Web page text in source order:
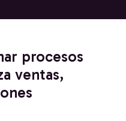
procesos
ventas,